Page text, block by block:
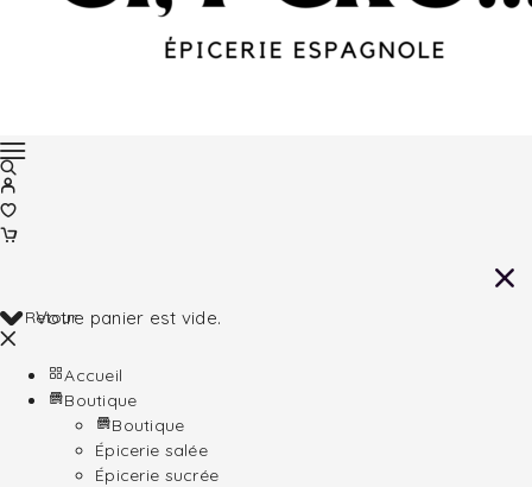
Votre panier est vide.
Retour
Accueil
Boutique
Boutique
Épicerie salée
Épicerie sucrée